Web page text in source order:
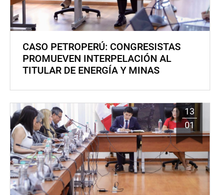
CASO PETROPERÚ: CONGRESISTAS
PROMUEVEN INTERPELACIÓN AL
TITULAR DE ENERGÍA Y MINAS
13
01